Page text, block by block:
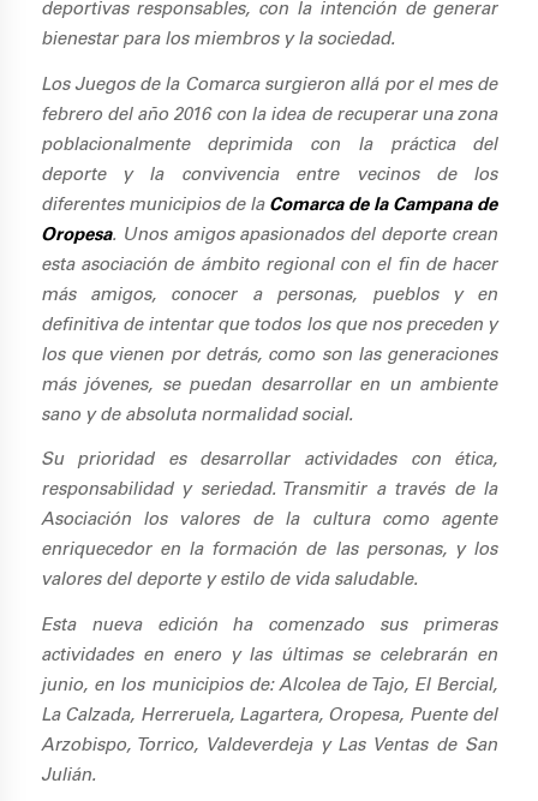
deportivas responsables, con la intención de generar
bienestar para los miembros y la sociedad.
Los Juegos de la Comarca surgieron allá por el mes de
febrero del año 2016 con la idea de recuperar una zona
poblacionalmente deprimida con la práctica del
deporte y la convivencia entre vecinos de los
diferentes municipios de la Comarca de la Campana de
Oropesa. Unos amigos apasionados del deporte crean
esta asociación de ámbito regional con el fin de hacer
más amigos, conocer a personas, pueblos y en
definitiva de intentar que todos los que nos preceden y
los que vienen por detrás, como son las generaciones
más jóvenes, se puedan desarrollar en un ambiente
sano y de absoluta normalidad social.
Su prioridad es desarrollar actividades con ética,
responsabilidad y seriedad. Transmitir a través de la
Asociación los valores de la cultura como agente
enriquecedor en la formación de las personas, y los
valores del deporte y estilo de vida saludable.
Esta nueva edición ha comenzado sus primeras
actividades en enero y las últimas se celebrarán en
junio, en los municipios de:Alcolea de Tajo, El Bercial,
La Calzada, Herreruela, Lagartera, Oropesa, Puente del
Arzobispo, Torrico, Valdeverdeja y Las Ventas de San
Julián.